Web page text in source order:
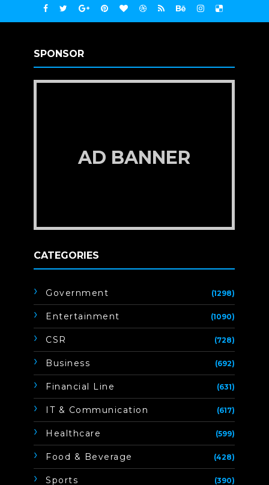
SPONSOR
AD BANNER
CATEGORIES
Government (1298)
Entertainment (1090)
CSR (728)
Business (692)
Financial Line (631)
IT & Communication (617)
Healthcare (599)
Food & Beverage (428)
Sports (390)